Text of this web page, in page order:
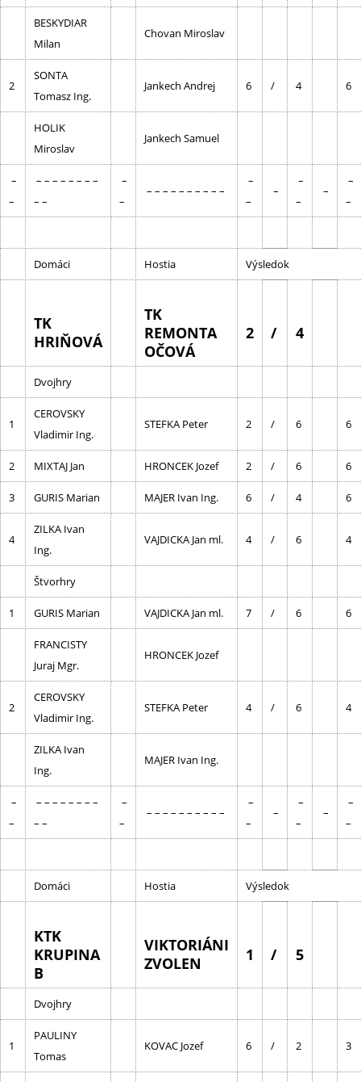
BESKYDIAR
Milan
Chovan Miroslav
2
SONTA
Tomasz Ing.
Jankech Andrej 6 / 4 6
HOLIK
Miroslav
Jankech Samuel
–
–
– – – – – – – –
– –
–
–
– – – – – – – – – –
–
–
–
–
–
–
–
–
Domáci Hostia Výsledok
TK
HRIŇOVÁ
TK
REMONTA
OČOVÁ
2 / 4
Dvojhry
1
CEROVSKY
Vladimir Ing.
STEFKA Peter 2 / 6 6
2 MIXTAJ Jan HRONCEK Jozef 2 / 6 6
3 GURIS Marian MAJER Ivan Ing. 6 / 4 6
4
ZILKA Ivan
Ing.
VAJDICKA Jan ml. 4 / 6 4
Štvorhry
1 GURIS Marian VAJDICKA Jan ml. 7 / 6 6
FRANCISTY
Juraj Mgr.
HRONCEK Jozef
2
CEROVSKY
Vladimir Ing.
STEFKA Peter 4 / 6 4
ZILKA Ivan
Ing.
MAJER Ivan Ing.
–
–
– – – – – – – –
– –
–
–
– – – – – – – – – –
–
–
–
–
–
–
–
–
Domáci Hostia Výsledok
KTK
KRUPINA
B
VIKTORIÁNI
ZVOLEN
1 / 5
Dvojhry
1
PAULINY
Tomas
KOVAC Jozef 6 / 2 3